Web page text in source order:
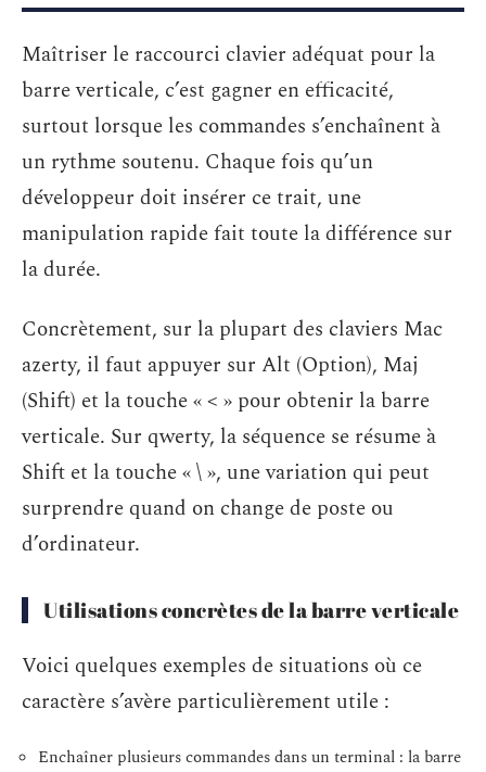
Maîtriser le raccourci clavier adéquat pour la
barre verticale, c’est gagner en efficacité,
surtout lorsque les commandes s’enchaînent à
un rythme soutenu. Chaque fois qu’un
développeur doit insérer ce trait, une
manipulation rapide fait toute la différence sur
la durée.
Concrètement, sur la plupart des claviers Mac
azerty, il faut appuyer sur Alt (Option), Maj
(Shift) et la touche « < » pour obtenir la barre
verticale. Sur qwerty, la séquence se résume à
Shift et la touche « \ », une variation qui peut
surprendre quand on change de poste ou
d’ordinateur.
Utilisations concrètes de la barre verticale
Voici quelques exemples de situations où ce
caractère s’avère particulièrement utile :
Enchaîner plusieurs commandes dans un terminal : la barre